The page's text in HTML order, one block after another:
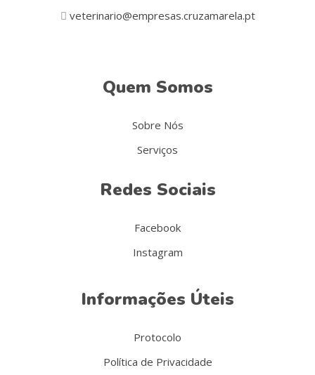
veterinario@empresas.cruzamarela.pt
Quem Somos
Sobre Nós
Serviços
Redes Sociais
Facebook
Instagram
Informações Úteis
Protocolo
Política de Privacidade